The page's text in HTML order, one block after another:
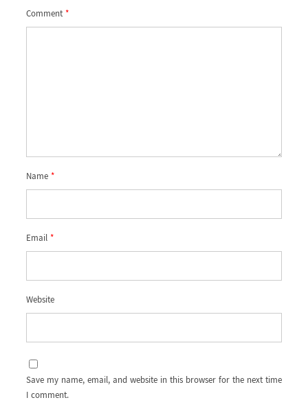
Comment*
Name*
Email*
Website
Save my name, email, and website in this browser for the next time
I comment.